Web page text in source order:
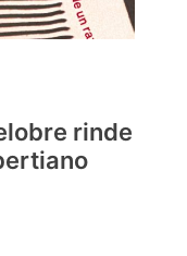
rinde